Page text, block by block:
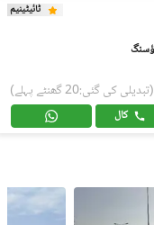
ٹائیٹینیم
(تبدیلی کی گئی:20 گھنٹے پہلے)
کال